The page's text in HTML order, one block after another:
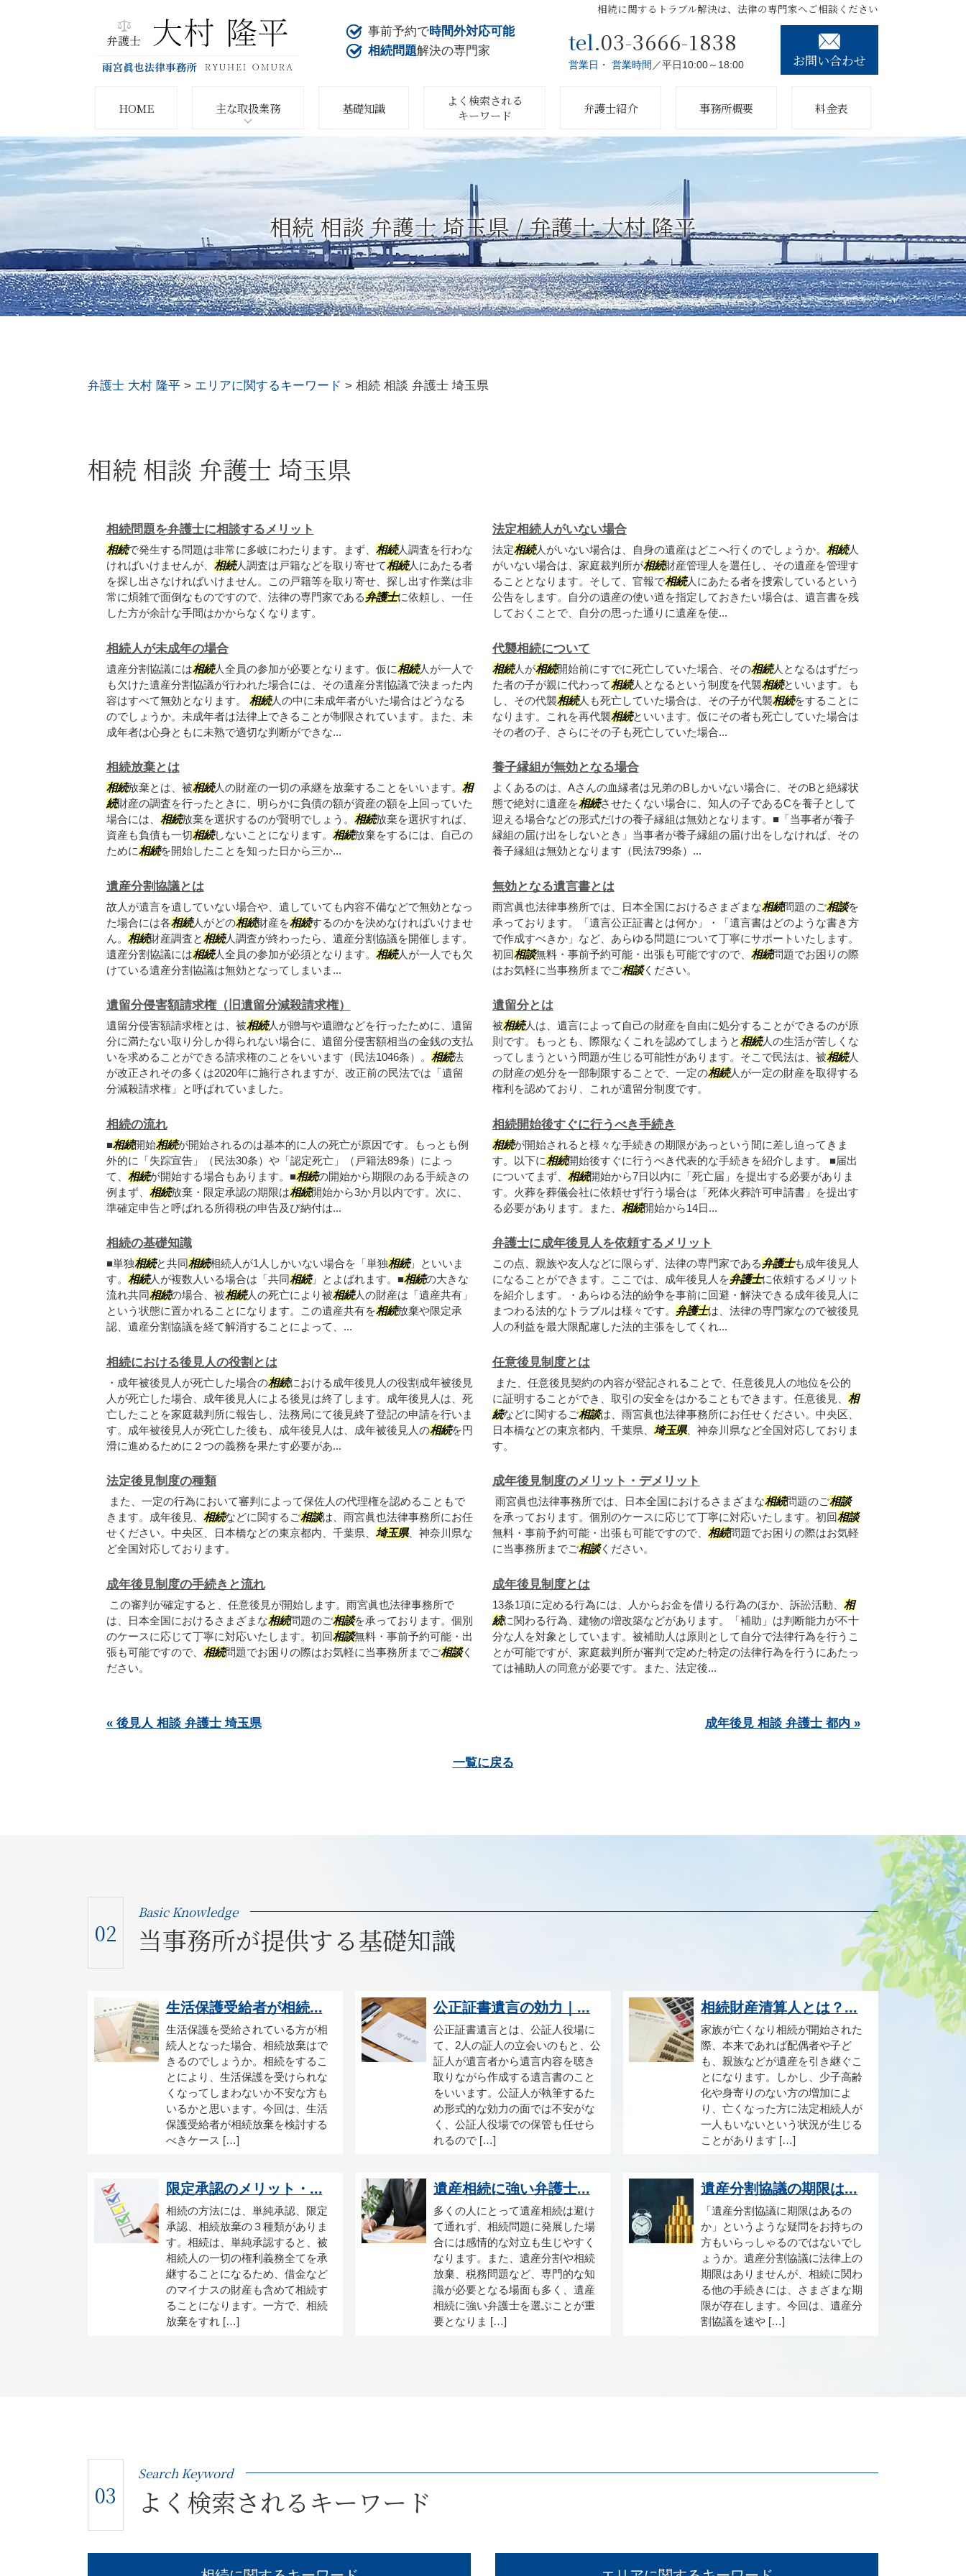
相続 相談 弁護士 埼玉県 / 弁護士 大村 隆平
相続に関するトラブル解決は、法律の専門家へご相談ください
事前予約で時間外対応可能
相続問題解決の専門家 tel.03-3666-1838
営業日・ 営業時間 ／平日10:00～18:00 お問い合わせ
HOME 主な取扱業務 基礎知識
よく検索される
キーワード
弁護士紹介 事務所概要 料金表
弁護士 大村 隆平 > エリアに関するキーワード > 相続 相談 弁護士 埼玉県
相続 相談 弁護士 埼玉県
相続問題を弁護士に相談するメリット
相続で発生する問題は非常に多岐にわたります。まず、 相続人調査を行わな
ければいけませんが、 相続人調査は戸籍などを取り寄せて相続人にあたる者
を探し出さなければいけません。この戸籍等を取り寄せ、探し出す作業は非
常に煩雑で面倒なものですので、法律の専門家である弁護士に依頼し、一任
した方が余計な手間はかからなくなります。
法定相続人がいない場合
法定相続人がいない場合は、自身の遺産はどこへ行くのでしょうか。 相続人
がいない場合は、家庭裁判所が相続財産管理人を選任し、その遺産を管理す
ることとなります。そして、官報で相続人にあたる者を捜索しているという
公告をします。自分の遺産の使い道を指定しておきたい場合は、遺言書を残
しておくことで、自分の思った通りに遺産を使...
相続人が未成年の場合
遺産分割協議には相続人全員の参加が必要となります。仮に相続人が一人で
も欠けた遺産分割協議が行われた場合には、その遺産分割協議で決まった内
容はすべて無効となります。 相続人の中に未成年者がいた場合はどうなる
のでしょうか。未成年者は法律上できることが制限されています。また、未
成年者は心身ともに未熟で適切な判断ができな...
代襲相続について
相続人が相続開始前にすでに死亡していた場合、その相続人となるはずだっ
た者の子が親に代わって相続人となるという制度を代襲相続といいます。も
し、その代襲相続人も死亡していた場合は、その子が代襲相続をすることに
なります。これを再代襲相続といいます。仮にその者も死亡していた場合は
その者の子、さらにその子も死亡していた場合...
相続放棄とは
相続放棄とは、被相続人の財産の一切の承継を放棄することをいいます。 相
続財産の調査を行ったときに、明らかに負債の額が資産の額を上回っていた
場合には、 相続放棄を選択するのが賢明でしょう。 相続放棄を選択すれば、
資産も負債も一切相続しないことになります。 相続放棄をするには、自己の
ために相続を開始したことを知った日から三か...
養子縁組が無効となる場合
よくあるのは、Aさんの血縁者は兄弟のBしかいない場合に、そのBと絶縁状
態で絶対に遺産を相続させたくない場合に、知人の子であるCを養子として
迎える場合などの形式だけの養子縁組は無効となります。■「当事者が養子
縁組の届け出をしないとき」当事者が養子縁組の届け出をしなければ、その
養子縁組は無効となります（民法799条）...
遺産分割協議とは
故人が遺言を遺していない場合や、遺していても内容不備などで無効となっ
た場合には各相続人がどの相続財産を相続するのかを決めなければいけませ
ん。 相続財産調査と相続人調査が終わったら、遺産分割協議を開催します。
遺産分割協議には相続人全員の参加が必須となります。 相続人が一人でも欠
けている遺産分割協議は無効となってしまいま...
無効となる遺言書とは
雨宮眞也法律事務所では、日本全国におけるさまざまな相続問題のご相談を
承っております。「遺言公正証書とは何か」・「遺言書はどのような書き方
で作成すべきか」など、あらゆる問題について丁寧にサポートいたします。
初回相談無料・事前予約可能・出張も可能ですので、 相続問題でお困りの際
はお気軽に当事務所までご相談ください。
遺留分侵害額請求権（旧遺留分減殺請求権）
遺留分侵害額請求権とは、被相続人が贈与や遺贈などを行ったために、遺留
分に満たない取り分しか得られない場合に、遺留分侵害額相当の金銭の支払
いを求めることができる請求権のことをいいます（民法1046条）。 相続法
が改正されその多くは2020年に施行されますが、改正前の民法では「遺留
分減殺請求権」と呼ばれていました。
遺留分とは
被相続人は、遺言によって自己の財産を自由に処分することができるのが原
則です。もっとも、際限なくこれを認めてしまうと相続人の生活が苦しくな
ってしまうという問題が生じる可能性があります。そこで民法は、被相続人
の財産の処分を一部制限することで、一定の相続人が一定の財産を取得する
権利を認めており、これが遺留分制度です。
相続の流れ
■相続開始相続が開始されるのは基本的に人の死亡が原因です。もっとも例
外的に「失踪宣告」（民法30条）や「認定死亡」（戸籍法89条）によっ
て、 相続が開始する場合もあります。■相続の開始から期限のある手続きの
例まず、 相続放棄・限定承認の期限は相続開始から3か月以内です。次に、
準確定申告と呼ばれる所得税の申告及び納付は...
相続開始後すぐに行うべき手続き
相続が開始されると様々な手続きの期限があっという間に差し迫ってきま
す。以下に相続開始後すぐに行うべき代表的な手続きを紹介します。 ■届出
についてまず、 相続開始から7日以内に「死亡届」を提出する必要がありま
す。火葬を葬儀会社に依頼せず行う場合は「死体火葬許可申請書」を提出す
る必要があります。また、 相続開始から14日...
相続の基礎知識
■単独相続と共同相続相続人が1人しかいない場合を「単独相続」といいま
す。 相続人が複数人いる場合は「共同相続」とよばれます。■相続の大きな
流れ共同相続の場合、被相続人の死亡により被相続人の財産は「遺産共有」
という状態に置かれることになります。この遺産共有を相続放棄や限定承
認、遺産分割協議を経て解消することによって、...
弁護士に成年後見人を依頼するメリット
この点、親族や友人などに限らず、法律の専門家である弁護士も成年後見人
になることができます。ここでは、成年後見人を弁護士に依頼するメリット
を紹介します。・あらゆる法的紛争を事前に回避・解決できる成年後見人に
まつわる法的なトラブルは様々です。 弁護士は、法律の専門家なので被後見
人の利益を最大限配慮した法的主張をしてくれ...
相続における後見人の役割とは
・成年被後見人が死亡した場合の相続における成年後見人の役割成年被後見
人が死亡した場合、成年後見人による後見は終了します。成年後見人は、死
亡したことを家庭裁判所に報告し、法務局にて後見終了登記の申請を行いま
す。成年被後見人が死亡した後も、成年後見人は、成年被後見人の相続を円
滑に進めるために２つの義務を果たす必要があ...
任意後見制度とは
また、任意後見契約の内容が登記されることで、任意後見人の地位を公的
に証明することができ、取引の安全をはかることもできます。任意後見、 相
続などに関するご相談は、雨宮眞也法律事務所にお任せください。中央区、
日本橋などの東京都内、千葉県、 埼玉県、神奈川県など全国対応しておりま
す。
法定後見制度の種類
また、一定の行為において審判によって保佐人の代理権を認めることもで
きます。成年後見、 相続などに関するご相談は、雨宮眞也法律事務所にお任
せください。中央区、日本橋などの東京都内、千葉県、 埼玉県、神奈川県な
ど全国対応しております。
成年後見制度のメリット・デメリット
雨宮眞也法律事務所では、日本全国におけるさまざまな相続問題のご相談
を承っております。個別のケースに応じて丁寧に対応いたします。初回相談
無料・事前予約可能・出張も可能ですので、 相続問題でお困りの際はお気軽
に当事務所までご相談ください。
成年後見制度の手続きと流れ
この審判が確定すると、任意後見が開始します。雨宮眞也法律事務所で
は、日本全国におけるさまざまな相続問題のご相談を承っております。個別
のケースに応じて丁寧に対応いたします。初回相談無料・事前予約可能・出
張も可能ですので、 相続問題でお困りの際はお気軽に当事務所までご相談く
ださい。
成年後見制度とは
13条1項に定める行為には、人からお金を借りる行為のほか、訴訟活動、 相
続に関わる行為、建物の増改築などがあります。「補助」は判断能力が不十
分な人を対象としています。被補助人は原則として自分で法律行為を行うこ
とが可能ですが、家庭裁判所が審判で定めた特定の法律行為を行うにあたっ
ては補助人の同意が必要です。また、法定後...
« 後見人 相談 弁護士 埼玉県 成年後見 相談 弁護士 都内 »
一覧に戻る
02
Basic Knowledge
当事務所が提供する基礎知識
生活保護受給者が相続...
生活保護を受給されている方が相
続人となった場合、相続放棄はで
きるのでしょうか。相続をするこ
とにより、生活保護を受けられな
くなってしまわないか不安な方も
いるかと思います。今回は、生活
保護受給者が相続放棄を検討する
べきケース […]
公正証書遺言の効力｜...
公正証書遺言とは、公証人役場に
て、2人の証人の立会いのもと、公
証人が遺言者から遺言内容を聴き
取りながら作成する遺言書のこと
をいいます。公証人が執筆するた
め形式的な効力の面では不安がな
く、公証人役場での保管も任せら
れるので […]
相続財産清算人とは？...
家族が亡くなり相続が開始された
際、本来であれば配偶者や子ど
も、親族などが遺産を引き継ぐこ
とになります。しかし、少子高齢
化や身寄りのない方の増加によ
り、亡くなった方に法定相続人が
一人もいないという状況が生じる
ことがあります […]
限定承認のメリット・...
相続の方法には、単純承認、限定
承認、相続放棄の３種類がありま
す。相続は、単純承認すると、被
相続人の一切の権利義務全てを承
継することになるため、借金など
のマイナスの財産も含めて相続す
ることになります。一方で、相続
放棄をすれ […]
遺産相続に強い弁護士...
多くの人にとって遺産相続は避け
て通れず、相続問題に発展した場
合には感情的な対立も生じやすく
なります。また、遺産分割や相続
放棄、税務問題など、専門的な知
識が必要となる場面も多く、遺産
相続に強い弁護士を選ぶことが重
要となりま […]
遺産分割協議の期限は...
「遺産分割協議に期限はあるの
か」というような疑問をお持ちの
方もいらっしゃるのではないでし
ょうか。遺産分割協議に法律上の
期限はありませんが、相続に関わ
る他の手続きには、さまざまな期
限が存在します。今回は、遺産分
割協議を速や […]
03
Search Keyword
よく検索されるキーワード